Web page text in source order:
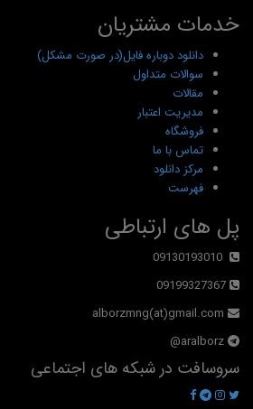
خدمات مشتریان
دانلود دوباره فایل(در صورت مشکل)
سوالات متداول
مقالات
مدیریت اعتبار
فروشگاه
تماس با ما
مرکز دانلود
فهرست
پل های ارتباطی
09130193010
09199327367
alborzmng(at)gmail.com
aralborz@
سروسافت در شبکه های اجتماعی